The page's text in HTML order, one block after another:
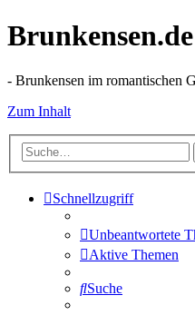
- Brunkensen im romantischen
Zum Inhalt
Schnellzugriff
Unbeantwortete
Aktive Themen
Suche